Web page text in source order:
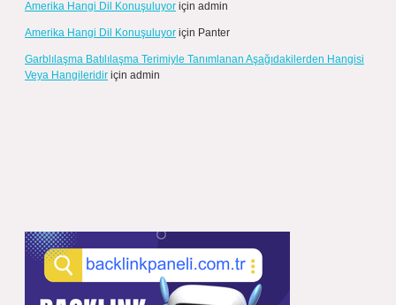
Amerika Hangi Dil Konuşuluyor için admin
Amerika Hangi Dil Konuşuluyor için Panter
Garblılaşma Batılılaşma Terimiyle Tanımlanan Aşağıdakilerden Hangisi
Veya Hangileridir için admin